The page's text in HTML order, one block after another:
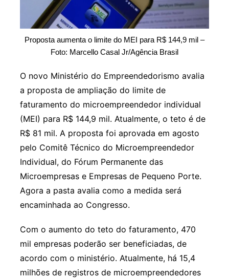
Proposta aumenta o limite do MEI para R$ 144,9 mil –
Foto: Marcello Casal Jr/Agência Brasil
O novo Ministério do Empreendedorismo avalia
a proposta de ampliação do limite de
faturamento do microempreendedor individual
(MEI) para R$ 144,9 mil. Atualmente, o teto é de
R$ 81 mil. A proposta foi aprovada em agosto
pelo Comitê Técnico do Microempreendedor
Individual, do Fórum Permanente das
Microempresas e Empresas de Pequeno Porte.
Agora a pasta avalia como a medida será
encaminhada ao Congresso.
Com o aumento do teto do faturamento, 470
mil empresas poderão ser beneficiadas, de
acordo com o ministério. Atualmente, há 15,4
milhões de registros de microempreendedores